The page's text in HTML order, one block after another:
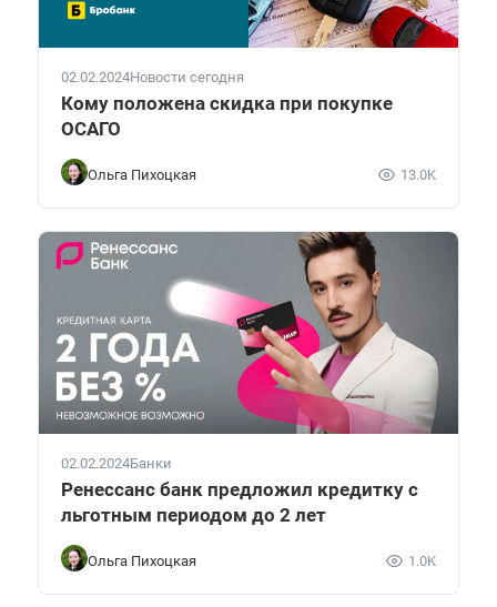
02.02.2024Новости сегодня
Кому положена скидка при покупке
ОСАГО
Ольга Пихоцкая 13.0K
02.02.2024Банки
Ренессанс банк предложил кредитку с
льготным периодом до 2 лет
Ольга Пихоцкая 1.0K